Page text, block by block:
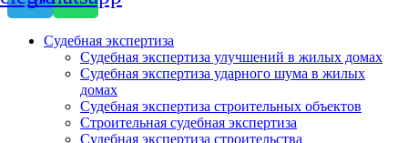
Судебная экспертиза
Судебная экспертиза улучшений в жилых домах
Судебная экспертиза ударного шума в жилых
домах
Судебная экспертиза строительных объектов
Строительная судебная экспертиза
Судебная экспертиза строительства